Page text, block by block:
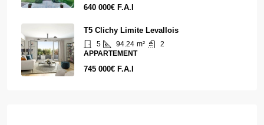
640 000€ F.A.I
T5 Clichy Limite Levallois
5 94.24 m²
2
APPARTEMENT
745 000€ F.A.I